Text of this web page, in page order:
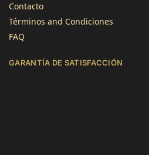
Contacto
Términos and Condiciones
FAQ
GARANTÍA DE SATISFACCIÓN
Cliente verificado